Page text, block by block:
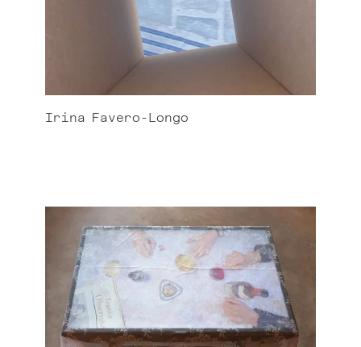
Irina Favero-Longo